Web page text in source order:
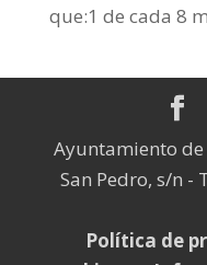
que:1 de cada 8
Ayuntamiento de
San Pedro, s/n -
Política de